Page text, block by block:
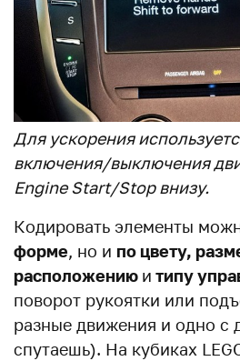
Для ускорения
включения/выключения
Engine Start/Stop внизу.
Кодировать элементы
форме, но и по цвету,
расположению и типу
поворот рукоятки или
разные движения и одно с
спутаешь). На кубиках